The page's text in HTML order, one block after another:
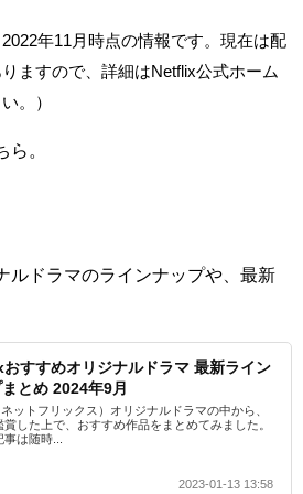
年11月時点の情報です。現在は配
ますので、詳細はNetflix公式ホーム
。）
。
ルドラマのラインナップや、最新
すすめオリジナルドラマ 最新ライン
とめ 2024年9月
ットフリックス）オリジナルドラマの中から、
賞した上で、おすすめ作品をまとめてみました。
は随時...
2023-01-13 13:58